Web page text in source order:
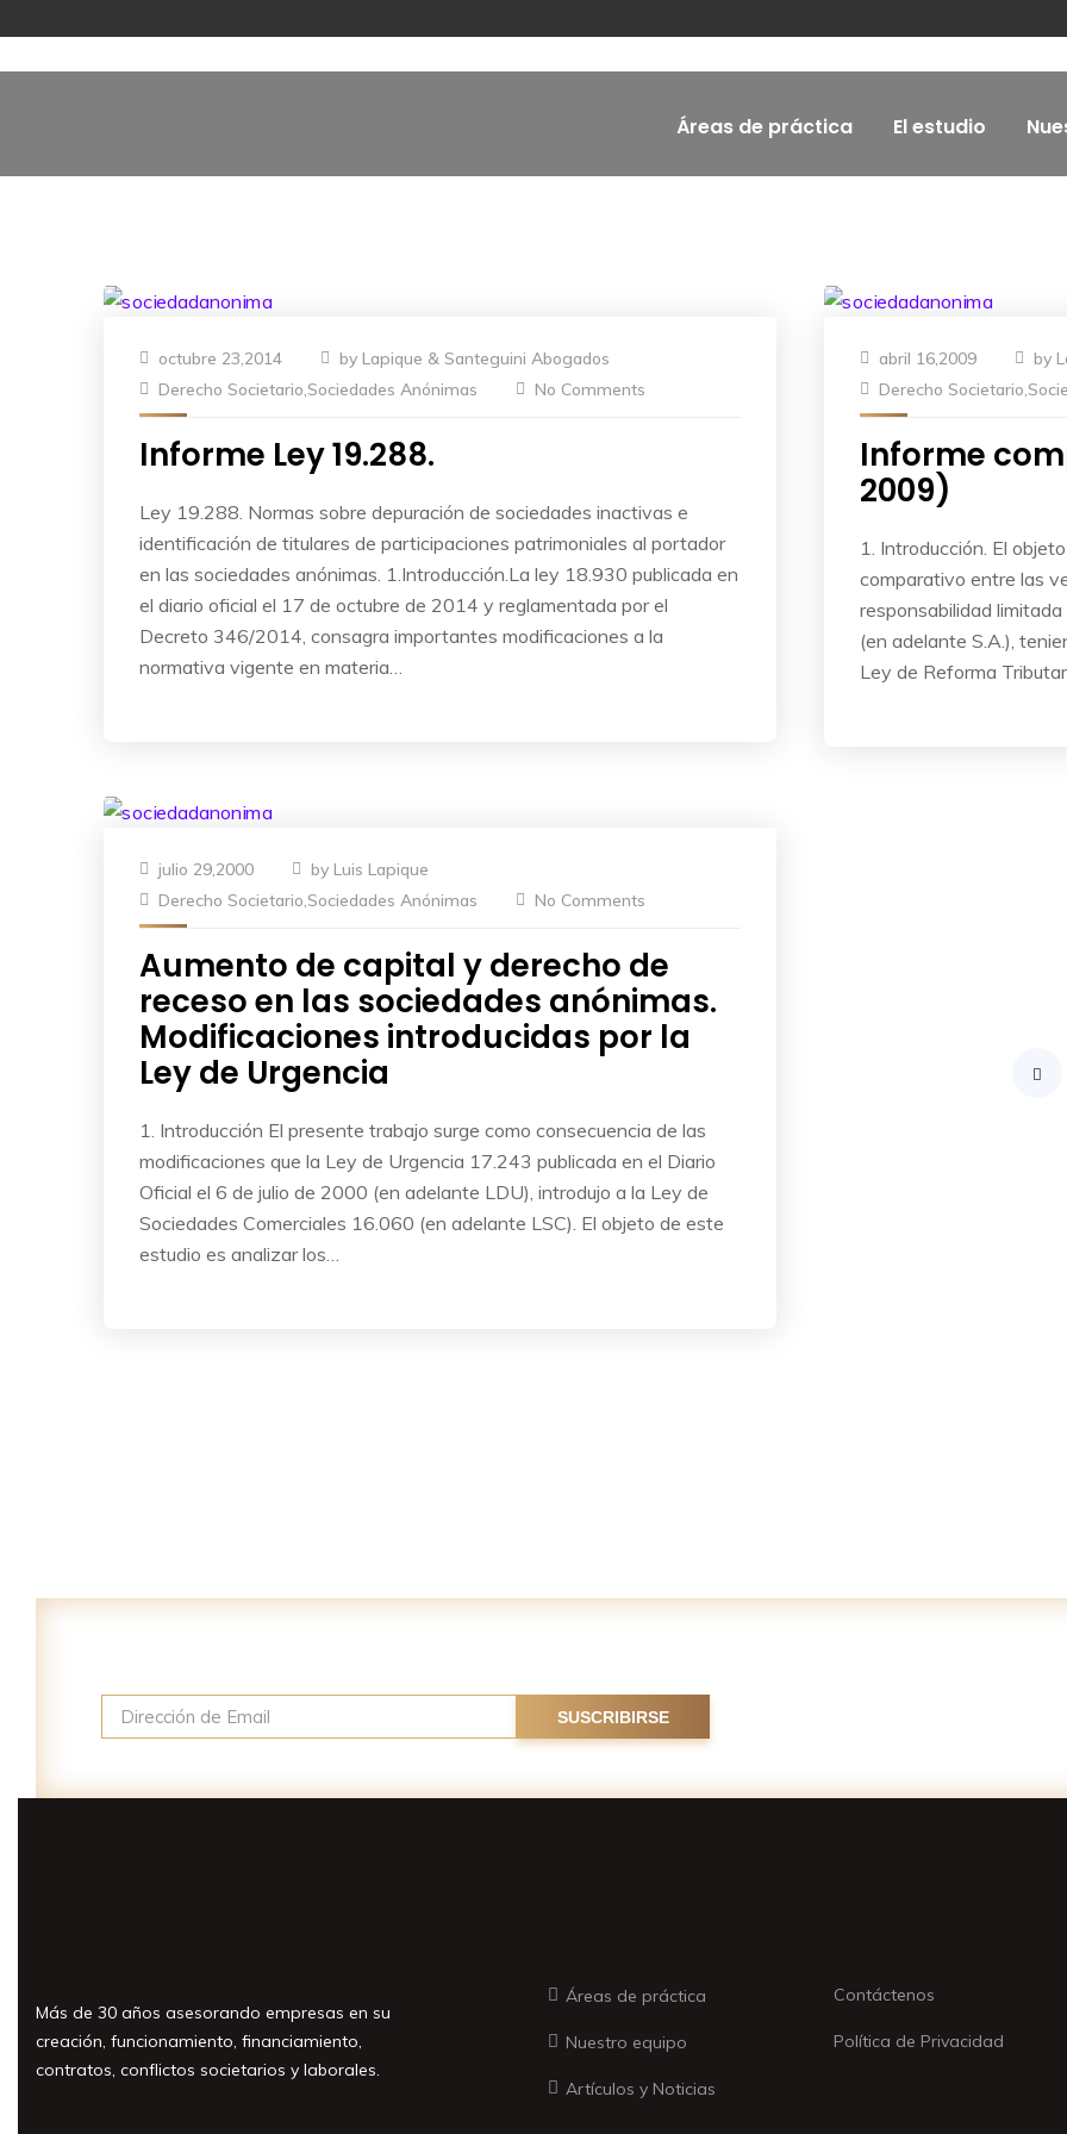
Áreas de práctica El estudio
octubre 23,2014 by Lapique & Santeguini Abogados
Derecho Societario,Sociedades Anónimas No Comments
Informe Ley 19.288.
Ley 19.288. Normas sobre depuración de sociedades inactivas e
identificación de titulares de participaciones patrimoniales al portador
en las sociedades anónimas. 1.Introducción.La ley 18.930 publicada en
el diario oficial el 17 de octubre de 2014 y reglamentada por el
Decreto 346/2014, consagra importantes modificaciones a la
normativa vigente en materia…
abril 16,2009 by
Derecho Societario,
Informe
2009)
1. Introducción. El
comparativo entre las
responsabilidad
(en adelante S.A.),
Ley de Reforma
julio 29,2000 by Luis Lapique
Derecho Societario,Sociedades Anónimas No Comments
Aumento de capital y derecho de
receso en las sociedades anónimas.
Modificaciones introducidas por la
Ley de Urgencia
1. Introducción El presente trabajo surge como consecuencia de las
modificaciones que la Ley de Urgencia 17.243 publicada en el Diario
Oficial el 6 de julio de 2000 (en adelante LDU), introdujo a la Ley de
Sociedades Comerciales 16.060 (en adelante LSC). El objeto de este
estudio es analizar los…
Más de 30 años asesorando empresas en su
creación, funcionamiento, financiamiento,
contratos, conflictos societarios y laborales.
Áreas de práctica
Nuestro equipo
Artículos y Noticias
Contáctenos
Política de Privacidad